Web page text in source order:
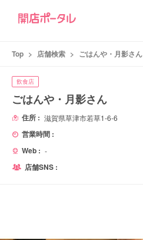
Top > 店舗検索 > ごはんや・月影さん
飲食店
ごはんや・月影さん
住所 : 滋賀県草津市若草1-6-6
営業時間 :
Web : -
店舗SNS :